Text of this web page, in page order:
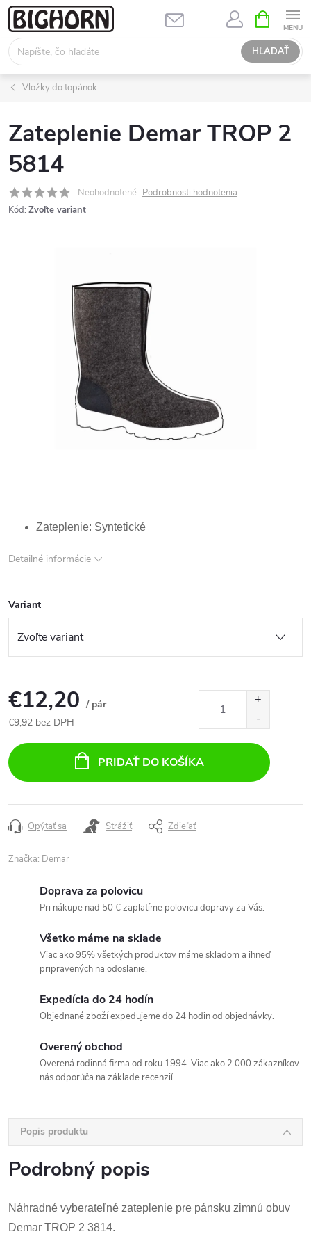
Prejsť
na
obsah
HĽADAŤ
KOŠÍK
Vložky do topánok
Zateplenie Demar TROP 2
5814
Neohodnotené Podrobnosti hodnotenia
Kód: Zvoľte variant
Zateplenie: Syntetické
Detailné informácie
Variant
€12,20 / pár
€9,92 bez DPH
cena:
PRIDAŤ DO KOŠÍKA
Opýtať sa Strážiť Zdieľať
Značka: Demar
Doprava za polovicu
Pri nákupe nad 50 € zaplatíme polovicu dopravy za Vás.
Všetko máme na sklade
Viac ako 95% všetkých produktov máme skladom a ihneď
pripravených na odoslanie.
Expedícia do 24 hodín
Objednané zboží expedujeme do 24 hodin od objednávky.
Overený obchod
Overená rodinná firma od roku 1994. Viac ako 2 000 zákazníkov
nás odporúča na základe recenzií.
Popis produktu
Podrobný popis
Náhradné vyberateľné zateplenie pre pánsku zimnú obuv
Demar TROP 2 3814.